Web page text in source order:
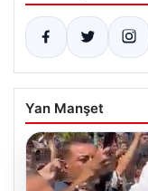
Yan Manşet